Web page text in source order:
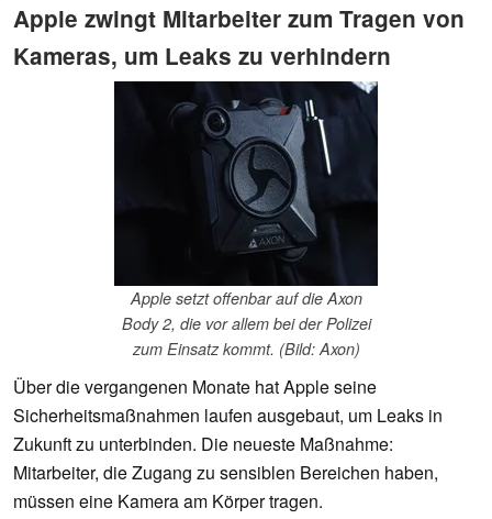
Apple zwingt Mitarbeiter zum Tragen von
Kameras, um Leaks zu verhindern
Apple setzt offenbar auf die Axon
Body 2, die vor allem bei der Polizei
zum Einsatz kommt. (Bild: Axon)
Über die vergangenen Monate hat Apple seine
Sicherheitsmaßnahmen laufen ausgebaut, um Leaks in
Zukunft zu unterbinden. Die neueste Maßnahme:
Mitarbeiter, die Zugang zu sensiblen Bereichen haben,
müssen eine Kamera am Körper tragen.